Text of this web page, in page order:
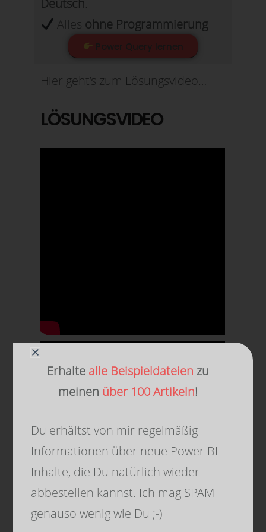
Alles ohne Programmierung
Power Query lernen
Hier geht’s zum Lösungsvideo…
LÖSUNGSVIDEO
Erhalte alle Beispieldateien zu
meinen über 100 Artikeln!
Du erhältst von mir regelmäßig
Informationen über neue Power BI-
Inhalte, die Du natürlich wieder
abbestellen kannst. Ich mag SPAM
genauso wenig wie Du ;-)